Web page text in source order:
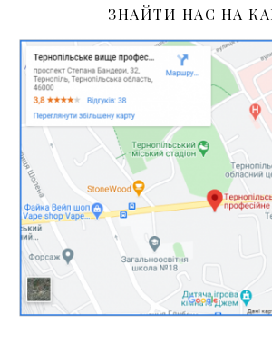
ЗНАЙТИ НАС НА